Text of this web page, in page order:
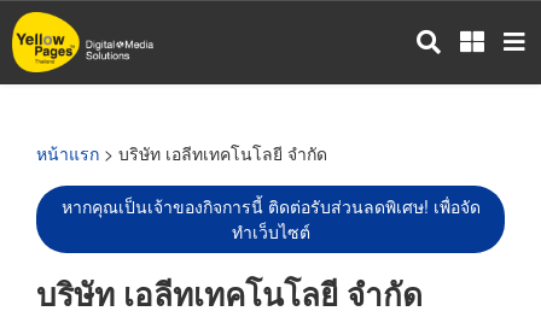
ข้าม
ไป
หน้าแรก > บริษัท เอลีทเทคโนโลยี จำกัด
หากคุณเป็นเจ้าของกิจการนี้ ติดต่อรับส่วนลดพิเศษ! เพื่อจัด
ทำเว็บไซต์
บริษัท เอลีทเทคโนโลยี จำกัด